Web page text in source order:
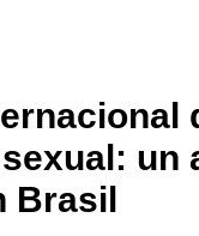
un
Brasil